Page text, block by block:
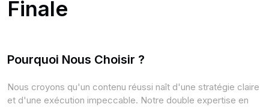
Finale
Pourquoi Nous Choisir ?
Nous croyons qu'un contenu réussi naît d'une stratégie claire
et d'une exécution impeccable. Notre double expertise en